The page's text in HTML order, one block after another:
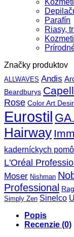
Parafín
Riasy,
Značky produktov
ALLWAVES Andis
Beardburys
Rose Color Art
Eurostil
Hairway
kaderníckych
L'Oréal
Moser Nishman
Professional
Simply Zen Sinelco
Popis
Recenzie (0)